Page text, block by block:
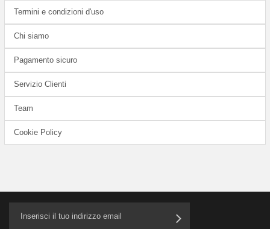
Termini e condizioni d'uso
Chi siamo
Pagamento sicuro
Servizio Clienti
Team
Cookie Policy